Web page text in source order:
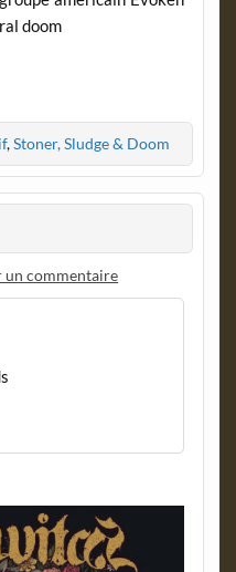
doom
,Stoner, Sludge & Doom
un commentaire